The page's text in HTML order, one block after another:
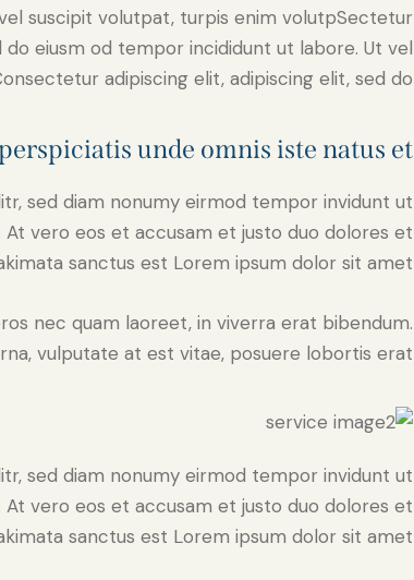
suscipit volutpat, turpis enim volutpSectetur
eiusm od tempor incididunt ut labore. Ut vel
adipiscing elit, adipiscing elit, sed do.
unde omnis iste natus et
sed diam nonumy eirmod tempor invidunt ut
vero eos et accusam et justo duo dolores et
sanctus est Lorem ipsum dolor sit amet.
nec quam laoreet, in viverra erat bibendum.
vulputate at est vitae, posuere lobortis erat.
sed diam nonumy eirmod tempor invidunt ut
vero eos et accusam et justo duo dolores et
sanctus est Lorem ipsum dolor sit amet.